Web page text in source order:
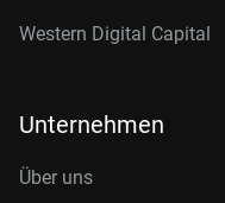
Western Digital Capital
Unternehmen
Über uns